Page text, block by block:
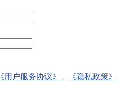
《用户服务协议》 《隐私政策》